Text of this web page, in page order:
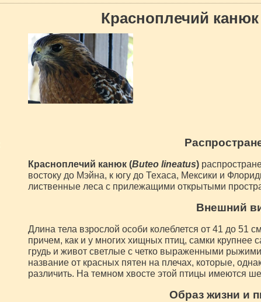
Красноплечий канюк
Красноплечий канюк (Buteo lineatus)
востоку до Мэйна, к югу до Техаса, Мексики и
лиственные леса с прилежащими открытыми
Внешний
Длина тела взрослой особи колеблется от 41 до 51
причем, как и у многих хищных птиц, самки крупнее
грудь и живот светлые с четко выраженными
название от красных пятен на плечах, которые,
различить. На темном хвосте этой птицы имеются
Образ жизни и